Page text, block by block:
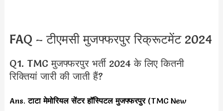
FAQ – टीएमसी मुजफ्फरपुर रिक्रूटमेंट 2024
Q1. TMC मुजफ्फरपुर भर्ती 2024 के लिए कितनी
रिक्तियां जारी की जाती हैं?
Ans.टाटा मेमोरियल सेंटर हॉस्पिटल मुजफ्फरपुर (TMC New